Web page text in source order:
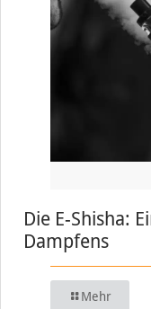
Die E-Shisha:
Dampfens
Mehr